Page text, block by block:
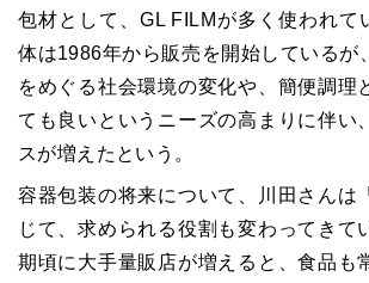
包材として、GL FILMが多く使われて
体は1986年から販売を開始しているが
をめぐる社会環境の変化や、簡便調理
ても良いというニーズの高まりに伴い
スが増えたという。
容器包装の将来について、川田さんは
じて、求められる役割も変わってきて
期頃に大手量販店が増えると、食品も